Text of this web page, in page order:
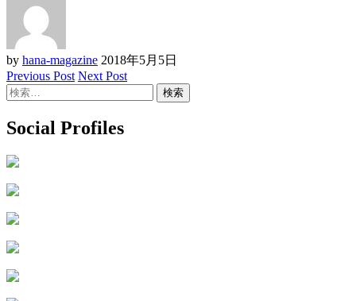
by hana-magazine 2018年5月5日
Previous Post Next Post
検
Social Profiles